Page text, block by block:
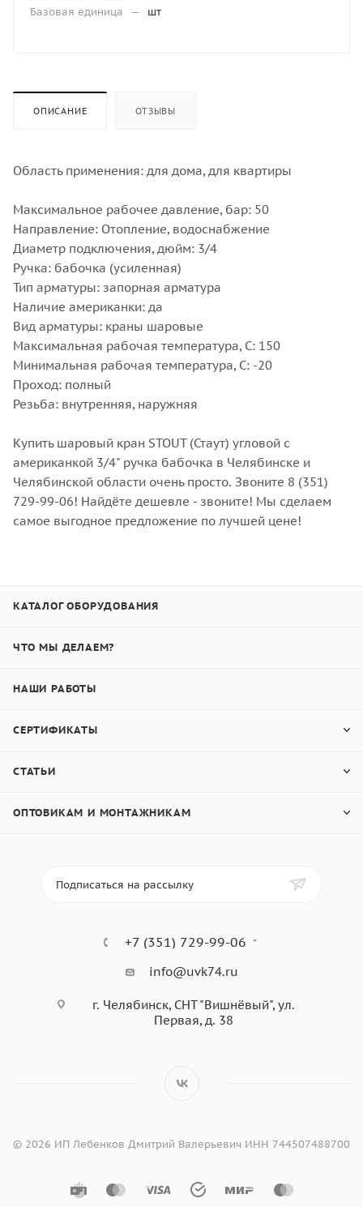
Базовая единица
— шт
ОПИСАНИЕ ОТЗЫВЫ
Область применения: для дома, для квартиры
Максимальное рабочее давление, бар: 50
Направление: Отопление, водоснабжение
Диаметр подключения, дюйм: 3/4
Ручка: бабочка (усиленная)
Тип арматуры: запорная арматура
Наличие американки: да
Вид арматуры: краны шаровые
Максимальная рабочая температура, С: 150
Минимальная рабочая температура, С: -20
Проход: полный
Резьба: внутренняя, наружняя
Купить шаровый кран STOUT (Стаут) угловой с
американкой 3/4" ручка бабочка в Челябинске и
Челябинской области очень просто. Звоните 8 (351)
729-99-06! Найдёте дешевле - звоните! Мы сделаем
самое выгодное предложение по лучшей цене!
КАТАЛОГ ОБОРУДОВАНИЯ
ЧТО МЫ ДЕЛАЕМ?
НАШИ РАБОТЫ
СЕРТИФИКАТЫ
СТАТЬИ
ОПТОВИКАМ И МОНТАЖНИКАМ
Подписаться на рассылку
+7 (351) 729-99-06
info@uvk74.ru
г. Челябинск, СНТ "Вишнёвый", ул.
Первая, д. 38
© 2026 ИП Лебенков Дмитрий Валерьевич ИНН 744507488700